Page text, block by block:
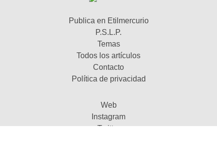
Publica en Etilmercurio
P.S.L.P.
Temas
Todos los artículos
Contacto
Política de privacidad
Web
Instagram
Twitter